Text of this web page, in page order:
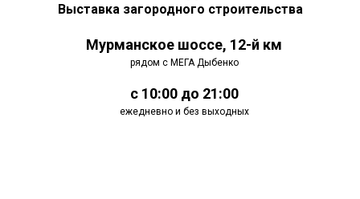
Выставка загородного строительства
Мурманское шоссе, 12-й км
рядом с МЕГА Дыбенко
с 10:00 до 21:00
ежедневно и без выходных